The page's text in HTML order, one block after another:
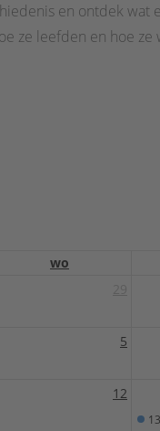
en ontdek wat
ze leefden en hoe ze
wo
5
12